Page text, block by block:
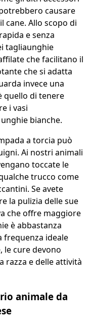
causare
cane. Allo scopo di
e senza
tagliaunghie
che facilitano il
che si adatta
invece una
quello di tenere
i vasi
bianche.
a torcia può
Ai nostri animali
toccate le
trucco come
Se avete
la pulizia delle sue
che offre maggiore
è abbastanza
frequenza ideale
le cure devono
razza e delle attività
animale da